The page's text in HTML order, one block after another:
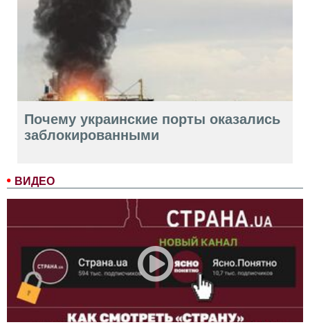
ВИДЕО
Почему украинские порты оказались
заблокированными